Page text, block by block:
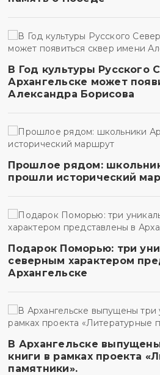
В Год культуры Русского
Архангельске может
Александра Борисова
Прошлое рядом:
прошли исторический
Подарок Поморью: три
северным характером
Архангельске
В Архангельске
книги в рамках проекта
памятники».